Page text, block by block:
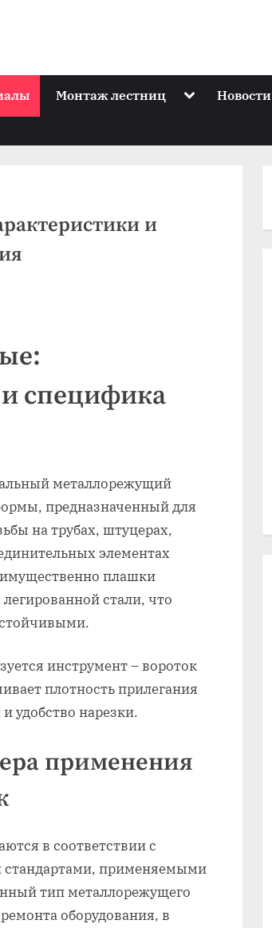
Монтаж лестниц ToggleНовости
и
специфика
металлорежущий
предназначенный для
на трубах, штуцерах,
элементах
плашки
стали, что
инструмент – вороток
плотность прилегания
удобство нарезки.
применения
в соответствии с
стандартами, применяемыми
тип металлорежущего
оборудования, в